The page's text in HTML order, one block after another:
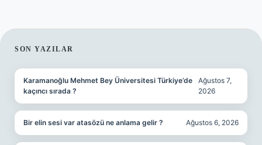
SIDEBAR
SON YAZILAR
Karamanoğlu Mehmet Bey Üniversitesi Türkiye’de
kaçıncı sırada ?
Ağustos 7,
2026
Bir elin sesi var atasözü ne anlama gelir ? Ağustos 6, 2026